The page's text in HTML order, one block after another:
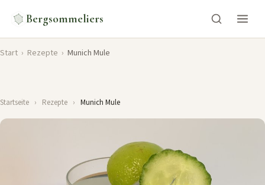
Bergsommeliers
Start › Rezepte › Munich Mule
Startseite › Rezepte › Munich Mule